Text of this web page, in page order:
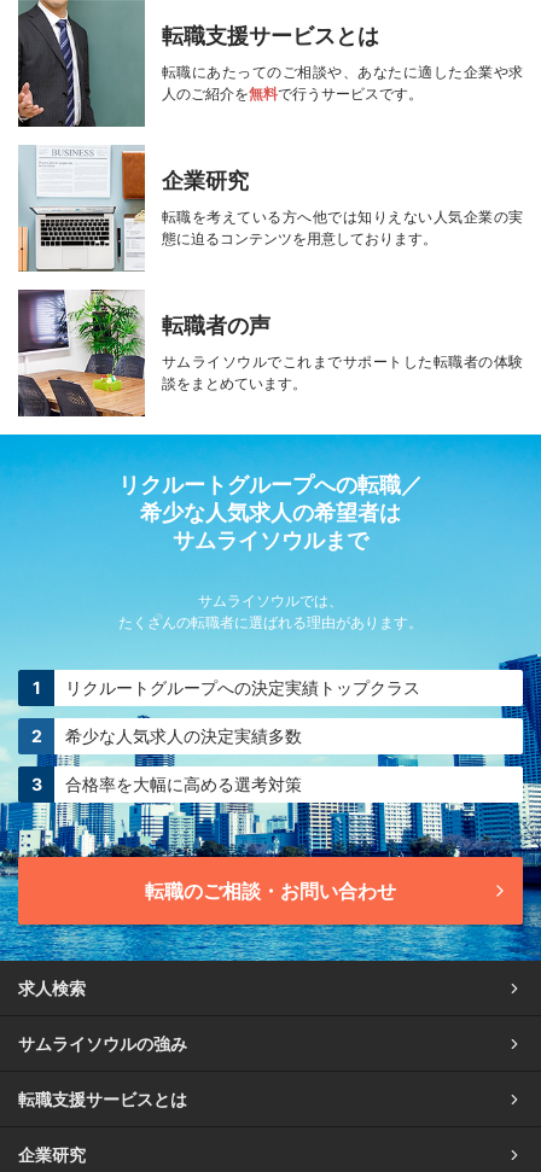
転職支援サービスとは
転職にあたってのご相談や、あなたに適した企業や求
人のご紹介を無料で行うサービスです。
企業研究
転職を考えている方へ他では知りえない人気企業の実
態に迫るコンテンツを用意しております。
転職者の声
サムライソウルでこれまでサポートした転職者の体験
談をまとめています。
リクルートグループへの転職／
希少な人気求人の希望者は
サムライソウルまで
サムライソウルでは、
たくさんの転職者に選ばれる理由があります。
リクルートグループへの決定実績トップクラス
希少な人気求人の決定実績多数
合格率を大幅に高める選考対策
転職のご相談・お問い合わせ
求人検索
サムライソウルの強み
転職支援サービスとは
企業研究